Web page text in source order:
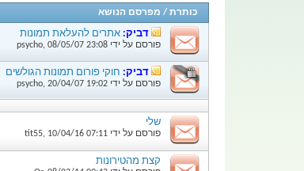
כותרת / מפרסם הנושא
דביק: אתרים להעלאת תמונות
פורסם על ידי psycho, 08/05/07 23:08
דביק: חוקי פורום תמונות הגולשים
פורסם על ידי psycho, 20/04/07 19:02
שלי
פורסם על ידי tit55, 10/04/16 07:11
קצת מהטירונות